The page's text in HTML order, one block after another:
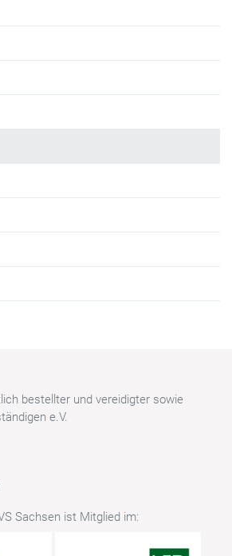
bestellter und vereidigter sowie
e.V.
Sachsen ist Mitglied im: